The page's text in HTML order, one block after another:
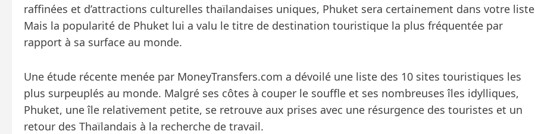
raffinées et d’attractions culturelles thaïlandaises uniques, Phuket sera certainement dans votre liste
Mais la popularité de Phuket lui a valu le titre de destination touristique la plus fréquentée par
rapport à sa surface au monde.
Une étude récente menée par MoneyTransfers.com a dévoilé une liste des 10 sites touristiques les
plus surpeuplés au monde. Malgré ses côtes à couper le souffle et ses nombreuses îles idylliques,
Phuket, une île relativement petite, se retrouve aux prises avec une résurgence des touristes et un
retour des Thaïlandais à la recherche de travail.